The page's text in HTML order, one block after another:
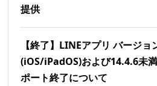
提供
【終了】LINEアプリ バージ
(iOS/iPadOS)および14.4.6未
ポート終了について